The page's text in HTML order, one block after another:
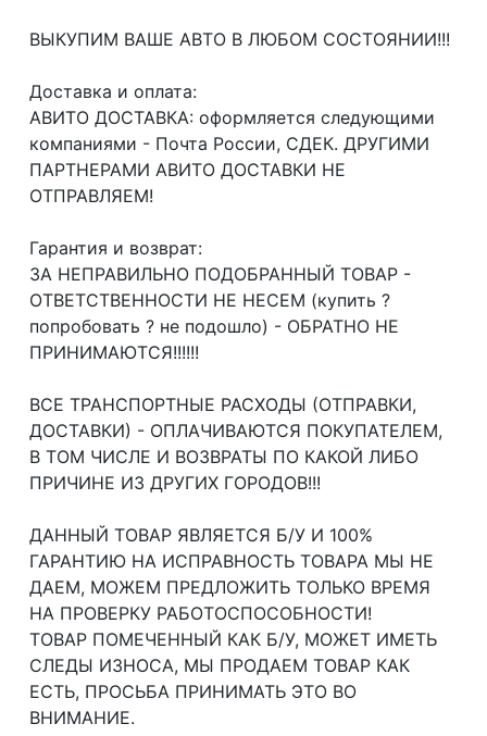
ВЫКУПИМ ВАШЕ АВТО В ЛЮБОМ СОСТОЯНИИ!!!
Доcтавка и oплата:
АВИТО ДОСТАВКА: оформляется следующими
компаниями - Почта России, СДЕК. ДРУГИМИ
ПАРТНЕРАМИ АВИТО ДОСТАВКИ НЕ
ОТПРАВЛЯЕМ!
Гарантия и возврат:
ЗА НЕПРАВИЛЬНО ПОДОБРАННЫЙ ТОВАР -
ОТВЕТСТВЕННОСТИ НЕ НЕСЕМ (купить ?
попробовать ? не подошло) - ОБРАТНО НЕ
ПРИНИМАЮТСЯ!!!!!!
ВСЕ ТРАНСПОРТНЫЕ РАСХОДЫ (ОТПРАВКИ,
ДОСТАВКИ) - ОПЛАЧИВАЮТСЯ ПОКУПАТЕЛЕМ,
В ТОМ ЧИСЛЕ И ВОЗВРАТЫ ПО КАКОЙ ЛИБО
ПРИЧИНЕ ИЗ ДРУГИХ ГОРОДОВ!!!
ДАННЫЙ ТОВАР ЯВЛЯЕТСЯ Б/У И 100%
ГАРАНТИЮ НА ИСПРАВНОСТЬ ТОВАРА МЫ НЕ
ДАЕМ, МОЖЕМ ПРЕДЛОЖИТЬ ТОЛЬКО ВРЕМЯ
НА ПРОВЕРКУ РАБОТОСПОСОБНОСТИ!
ТОВАР ПОМЕЧЕННЫЙ КАК Б/У, МОЖЕТ ИМЕТЬ
СЛЕДЫ ИЗНОСА, МЫ ПРОДАЕМ ТОВАР КАК
ЕСТЬ, ПРОСЬБА ПРИНИМАТЬ ЭТО ВО
ВНИМАНИЕ.